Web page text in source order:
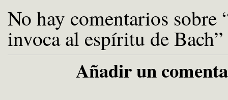
No hay comentarios sobre
invoca al espíritu de Bach”
Añadir un